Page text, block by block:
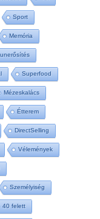
Sport
Memória
Superfood
Mézeskalács
Étterem
DirectSelling
Vélemények
Személyiség
40 felett